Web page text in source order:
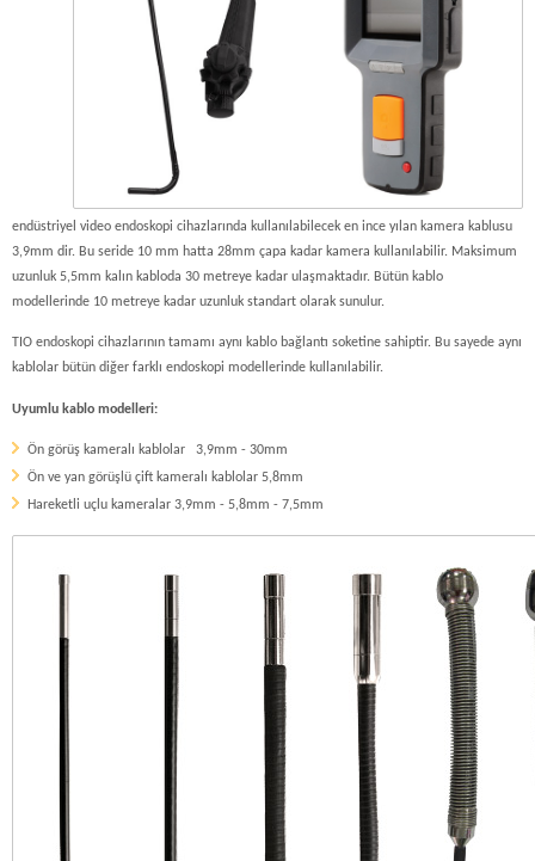
endüstriyel video endoskopi cihazlarında kullanılabilecek en ince yılan kamera kablusu
3,9mm dir. Bu seride 10 mm hatta 28mm çapa kadar kamera kullanılabilir. Maksimum
uzunluk 5,5mm kalın kabloda 30 metreye kadar ulaşmaktadır. Bütün kablo
modellerinde 10 metreye kadar uzunluk standart olarak sunulur.
TIO endoskopi cihazlarının tamamı aynı kablo bağlantı soketine sahiptir. Bu sayede aynı
kablolar bütün diğer farklı endoskopi modellerinde kullanılabilir.
Uyumlu kablo modelleri:
Ön görüş kameralı kablolar 3,9mm - 30mm
Ön ve yan görüşlü çift kameralı kablolar 5,8mm
Hareketli uçlu kameralar 3,9mm - 5,8mm - 7,5mm